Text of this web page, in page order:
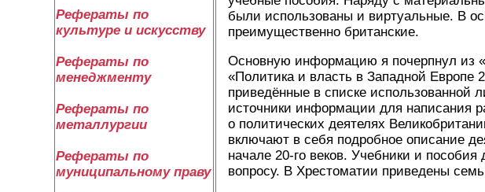
Рефераты по
культуре и искусству
Рефераты по
менеджменту
Рефераты по
металлургии
Рефераты по
муниципальному праву
были использованы и виртуальные. В
преимущественно британские.
Основную информацию я почерпнул из
«Политика и власть в Западной
приведённые в списке использованной
источники информации для написания
о политических деятелях
включают в себя подробное описание
начале 20-го веков. Учебники и
вопросу. В Хрестоматии приведены